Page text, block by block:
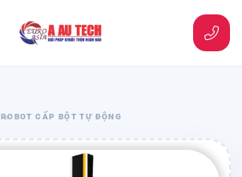
ROBOT CẤP BỘT TỰ ĐỘNG